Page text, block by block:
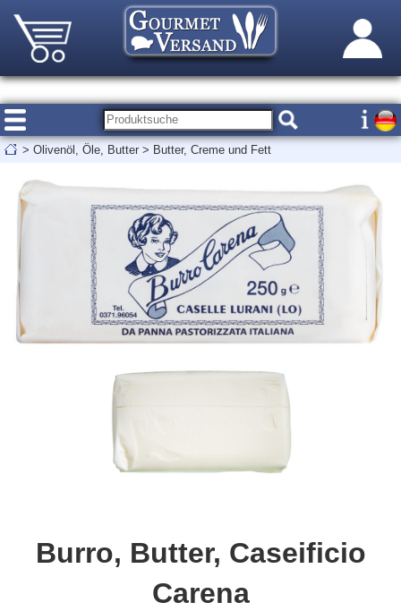
> Olivenöl, Öle, Butter > Butter, Creme und Fett
Burro, Butter, Caseificio
Carena